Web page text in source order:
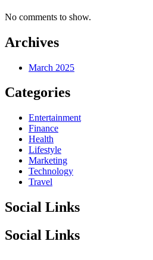
No comments to show.
Archives
March 2025
Categories
Entertainment
Finance
Health
Lifestyle
Marketing
Technology
Travel
Social Links
Social Links